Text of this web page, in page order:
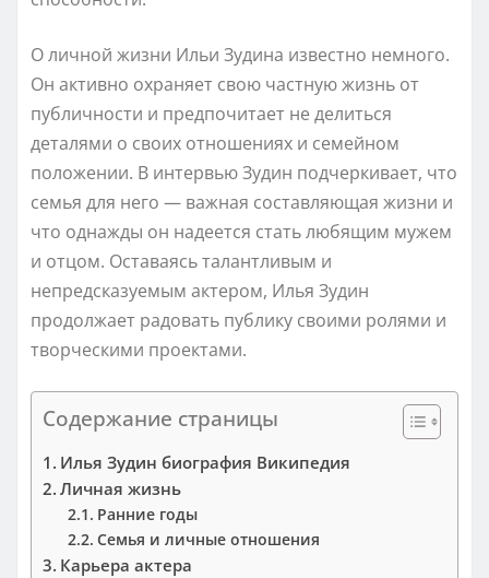
О личной жизни Ильи Зудина известно немного.
Он активно охраняет свою частную жизнь от
публичности и предпочитает не делиться
деталями о своих отношениях и семейном
положении. В интервью Зудин подчеркивает, что
семья для него — важная составляющая жизни и
что однажды он надеется стать любящим мужем
и отцом. Оставаясь талантливым и
непредсказуемым актером, Илья Зудин
продолжает радовать публику своими ролями и
творческими проектами.
Содержание страницы
Илья Зудин биография Википедия
Личная жизнь
Ранние годы
Семья и личные отношения
Карьера актера